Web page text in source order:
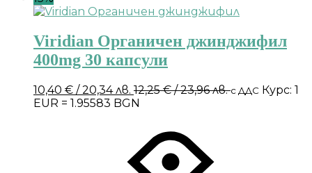
Viridian Органичен джинджифил
400mg 30 капсули
10,40 € / 20,34 лв. 12,25€/ 23,96 лв.с ДДС Курс: 1
EUR = 1.95583 BGN